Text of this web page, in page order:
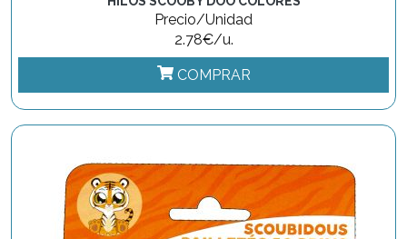
Precio/Unidad
2.78€/u.
COMPRAR